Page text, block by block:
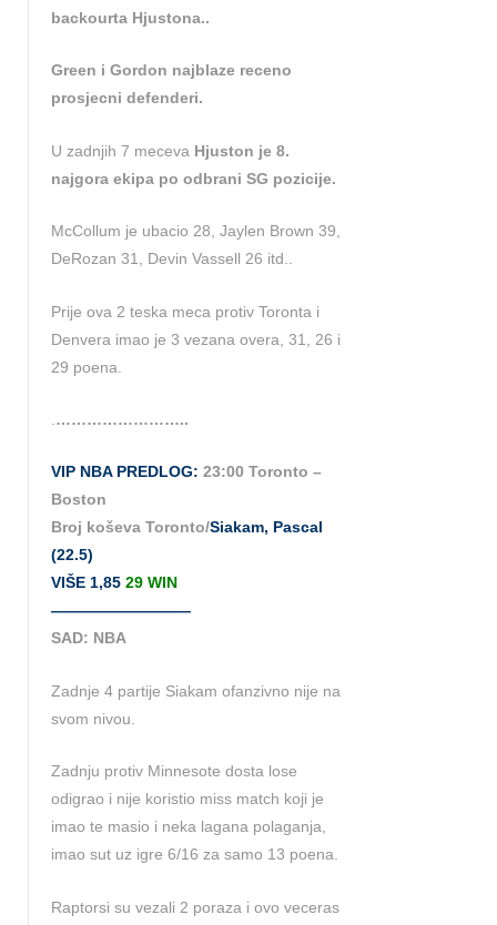
backourta Hjustona..
Green i Gordon najblaze receno
prosjecni defenderi.
U zadnjih 7 meceva Hjuston je 8.
najgora ekipa po odbrani SG pozicije.
McCollum je ubacio 28, Jaylen Brown 39,
DeRozan 31, Devin Vassell 26 itd..
Prije ova 2 teska meca protiv Toronta i
Denvera imao je 3 vezana overa, 31, 26 i
29 poena.
……………………..
VIP NBA PREDLOG: 23:00 Toronto –
Boston
Broj koševa Toronto/Siakam, Pascal
(22.5)
VIŠE 1,85 29 WIN
—————————
SAD: NBA
Zadnje 4 partije Siakam ofanzivno nije na
svom nivou.
Zadnju protiv Minnesote dosta lose
odigrao i nije koristio miss match koji je
imao te masio i neka lagana polaganja,
imao sut uz igre 6/16 za samo 13 poena.
Raptorsi su vezali 2 poraza i ovo veceras